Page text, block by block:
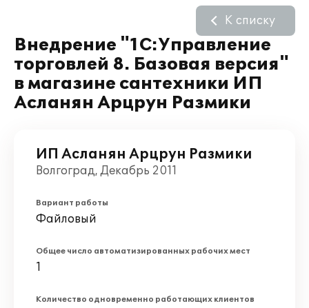
Внедрение "1С:Управление
торговлей 8. Базовая версия"
в магазине сантехники ИП
Асланян Арцрун Размики
К списку
ИП Асланян Арцрун Размики
Волгоград, Декабрь 2011
Вариант работы
Файловый
Общее число автоматизированных рабочих мест
1
Количество одновременно работающих клиентов